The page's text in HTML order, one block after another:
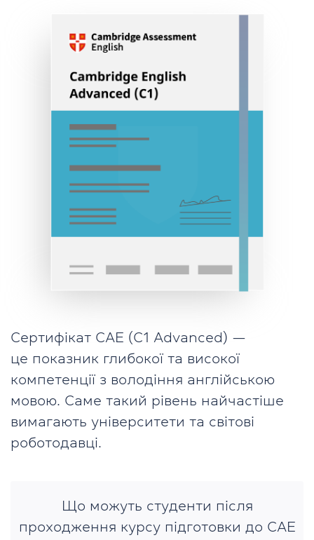
Сертифікат CAE (C1 Advanced) —
це показник глибокої та високої
компетенції з володіння англійською
мовою. Саме такий рівень найчастіше
вимагають університети та світові
роботодавці.
Що можуть студенти після
проходження курсу підготовки до CAE